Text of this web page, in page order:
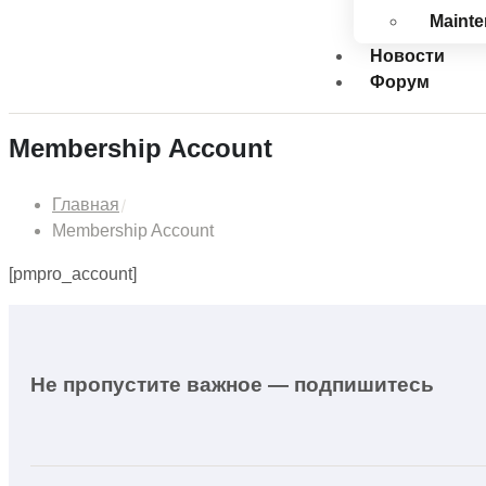
Новости
Форум
Membership Account
Главная
Membership Account
[pmpro_account]
Не пропустите важное — подпишитесь